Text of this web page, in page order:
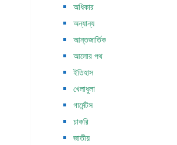
অধিকার
অন্যান্য
আন্তজার্তিক
আলোর পথ
ইতিহাস
খেলাধুলা
গার্মেন্টস
চাকরি
জাতীয়